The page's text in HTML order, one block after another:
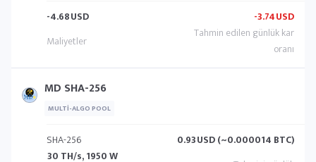
-4.68USD -3.74USD
MD SHA-256
MULTI-ALGO POOL
SHA-256
30 TH/s, 1950 W
0.93USD (~0.000014 BTC)